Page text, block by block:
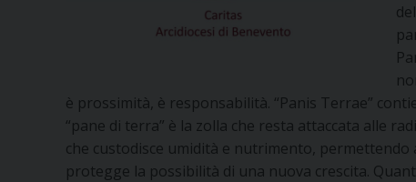
è prossimità, è responsabilità. “Panis Terrae”
“pane di terra” è la zolla che resta attaccata alle
che custodisce umidità e nutrimento,
protegge la possibilità di una nuova crescita.